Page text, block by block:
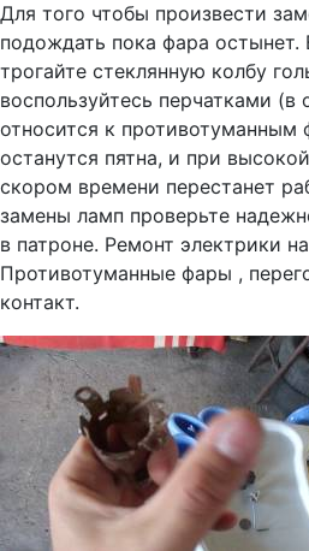
Для того чтобы произвести
подождать пока фара
трогайте стеклянную колбу
воспользуйтесь перчатками (в
относится к противотуманным
останутся пятна, и при
скором времени перестанет
замены ламп проверьте
в патроне. Ремонт электрики
Противотуманные фары ,
контакт.